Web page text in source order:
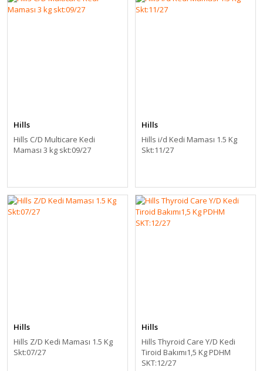
Hills
Hills C/D Multicare Kedi
Maması 3 kg skt:09/27
Hills
Hills i/d Kedi Maması 1.5 Kg
Skt:11/27
Hills
Hills Z/D Kedi Maması 1.5 Kg
Skt:07/27
Hills
Hills Thyroid Care Y/D Kedi
Tiroid Bakımı1,5 Kg PDHM
SKT:12/27